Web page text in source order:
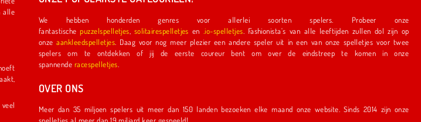
We hebben honderden genres voor allerlei soorten spelers. Probeer onze
fantastischepuzzelspelletjes solitairespelletjes en .io-spelletjes
onzeaankleedspelletjes . Daag voor nog meer plezier een andere speler uit in een van onze spelletjes voor twee
spelers om te ontdekken of jij de eerste coureur bent om over de eindstreep te komen in onze
spannende racespelletjes
OVER ONS
Meer dan 35 miljoen spelers uit meer dan 150 landen bezoeken elke maand onze website. Sinds 2014 zijn onze